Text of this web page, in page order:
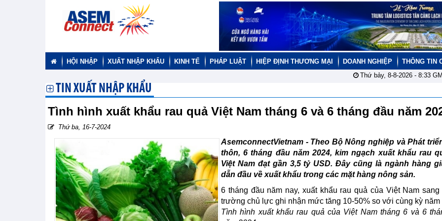
HỘI NHẬP XUẤT NHẬP KHẨU KINH TẾ PHÁP LUẬT HIỆP ĐỊNH THƯƠNG MẠI DOANH NGHIỆP
THÔNG TIN
Thứ bảy, 8-8-2026 - 8:33
TIN XUẤT NHẬP KHẨU
Tình hình xuất khẩu rau quả Việt Nam tháng 6 và 6 tháng đầu năm
Thứ ba, 16-7-2024
AsemconnectVietnam - Theo Bộ Nông nghiệp và Phát
thôn, 6 tháng đầu năm 2024, kim ngạch xuất khẩu rau
Việt Nam đạt gần 3,5 tỷ USD. Đây cũng là ngành hàng
dẫn đầu về xuất khẩu trong các mặt hàng nông sản.
6 tháng đầu năm nay, xuất khẩu rau quả của Việt Nam sang
trường chủ lực ghi nhận mức tăng 10-50% so với cùng kỳ năm
Tình hình xuất khẩu rau quả của Việt Nam tháng 6 và 6